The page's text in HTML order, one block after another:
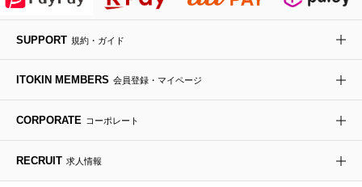
その他のグッズ・小物
SUPPORT 規約・ガイド
ITOKIN MEMBERS 会員登録・マイページ
CORPORATE コーポレート
RECRUIT 求人情報